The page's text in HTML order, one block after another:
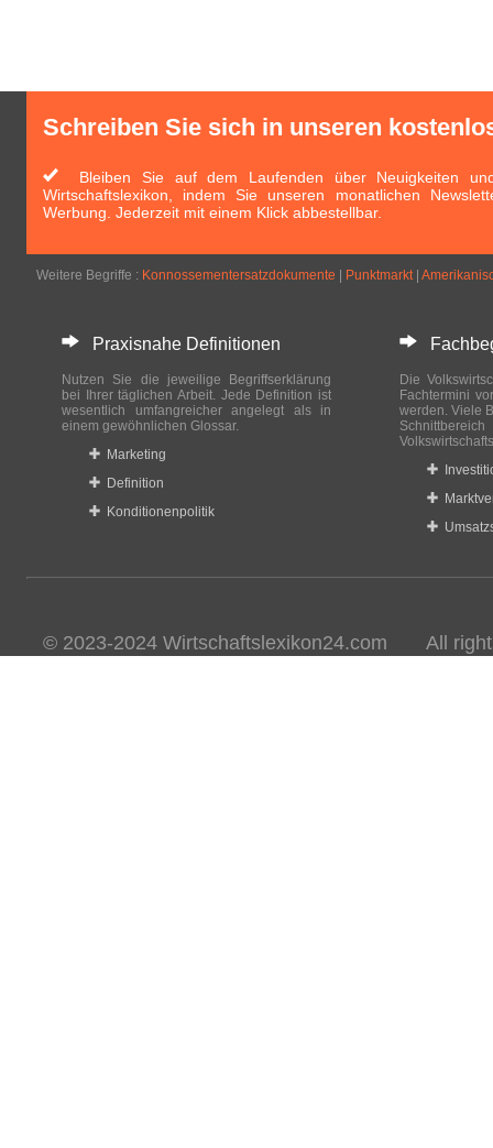
Schreiben Sie sich in unseren
Bleiben Sie auf dem Laufenden über Neuigkeiten
Wirtschaftslexikon, indem Sie unseren monatlichen
Werbung. Jederzeit mit einem Klick abbestellbar.
Weitere Begriffe : Konnossementersatzdokumente Punktmarkt|
Praxisnahe Definitionen
Nutzen Sie die jeweilige Begriffserklärung
bei Ihrer täglichen Arbeit. Jede Definition ist
wesentlich umfangreicher angelegt als in
einem gewöhnlichen Glossar.
Marketing
Definition
Konditionenpolitik
Die
Fachtermini
werden. Viele
© 2023-2024 Wirtschaftslexikon24.com All